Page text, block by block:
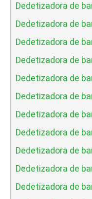
Dedetizadora de
Dedetizadora de
Dedetizadora de
Dedetizadora de
Dedetizadora de
Dedetizadora de
Dedetizadora de
Dedetizadora de
Dedetizadora de
Dedetizadora de
Dedetizadora de